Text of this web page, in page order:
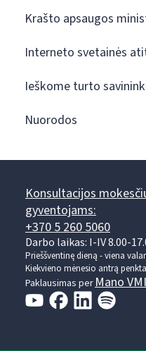
Krašto apsaugos
Interneto svetainės
Ieškome turto
Nuorodos
Konsultacijos
gyventojams:
+370 5 260 5060
Darbo laikas: I-IV 8.00-
Prieššventinę dieną - viena
Kiekvieno mėnesio antrą
Paklausimas perMano VMI